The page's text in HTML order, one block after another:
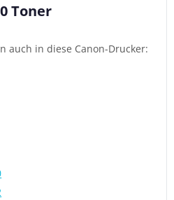
Toner
auch in diese Canon-Drucker: